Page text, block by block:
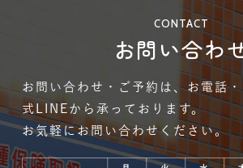
CONTACT
お問い合わ
お問い合わせ・ご予約は、お電話
式LINEから承っております。
お気軽にお問い合わせください。